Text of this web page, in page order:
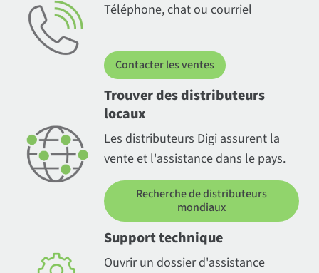
Téléphone, chat ou courriel
Contacter les ventes
Trouver des distributeurs
locaux
Les distributeurs Digi assurent la
vente et l'assistance dans le pays.
Recherche de distributeurs
mondiaux
Support technique
Ouvrir un dossier d'assistance